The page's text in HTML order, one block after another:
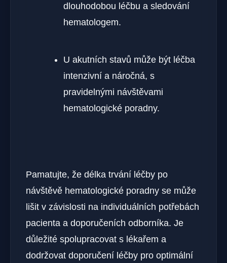
dlouhodobou léčbu a sledování
hematologem.
U akutních stavů může být léčba
intenzivní a náročná, s
pravidelnými návštěvami
hematologické poradny.
Pamatujte, že délka trvání léčby po
návštěvě hematologické poradny se může
lišit v závislosti na individuálních potřebách
pacienta a doporučeních odborníka. Je
důležité spolupracovat s lékařem a
dodržovat doporučení léčby pro optimální